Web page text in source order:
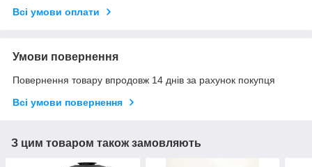
Всі умови оплати
Умови повернення
Повернення товару впродовж 14 днів за рахунок покупця
Всі умови повернення
З цим товаром також замовляють